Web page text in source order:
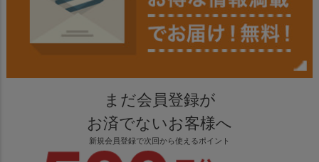
まだ会員登録が
お済でないお客様へ
新規会員登録で次回から使えるポイント